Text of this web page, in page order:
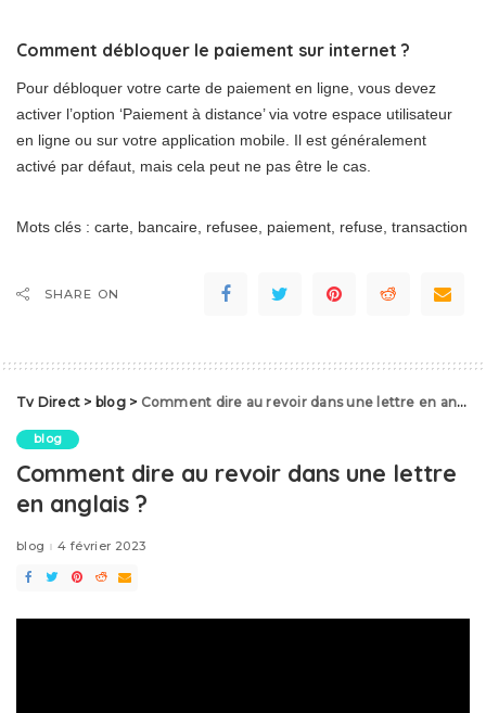
Comment débloquer le paiement sur internet ?
Pour débloquer votre carte de paiement en ligne, vous devez
activer l’option ‘Paiement à distance’ via votre espace utilisateur
en ligne ou sur votre application mobile. Il est généralement
activé par défaut, mais cela peut ne pas être le cas.
Mots clés : carte, bancaire, refusee, paiement, refuse, transaction
SHARE ON
Tv Direct > blog> Comment dire au revoir dans une lettre en anglais ?
blog
Comment dire au revoir dans une lettre
en anglais ?
blog 4 février 2023